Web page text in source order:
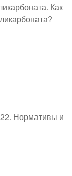
Как
Нормативы и